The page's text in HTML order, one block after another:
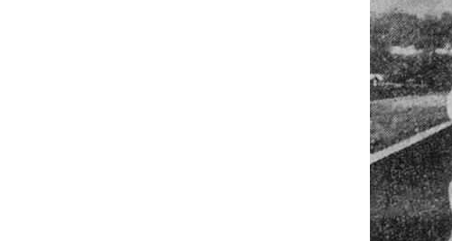
Новый президент
те проблемы,
проблемы защиты
промышленности.
Победа Клинтона
в вашингтонский
американцев,
не догма, а
изменений.